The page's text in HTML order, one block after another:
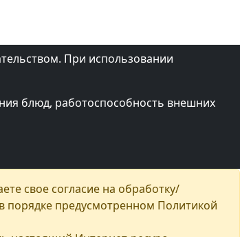
При использовании
блюд, работоспособность внешних
свое согласие на обработку/
порядке предусмотренном Политикой